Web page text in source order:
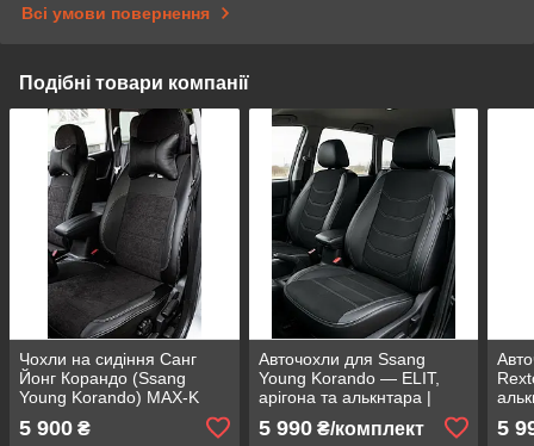
Всі умови повернення
Подібні товари компанії
Чохли на сидіння Санг
Йонг Корандо (Ssang
Young Korando) MAX-K
алькантара
5 900 ₴
Авточохли для Ssang
Young Korando — ELIT,
арігона та алькнтара |
5 990₴/комплект 5